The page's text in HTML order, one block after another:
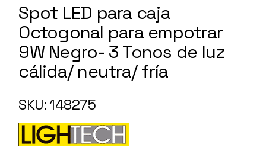
Spot LED para caja
Octogonal para empotrar
9W Negro- 3 Tonos de luz
cálida/ neutra/ fría
SKU: 148275